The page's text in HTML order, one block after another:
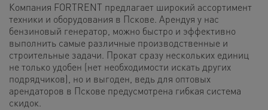
Компания FORTRENT предлагает широкий ассортимент
техники и оборудования в Пскове. Арендуя у нас
бензиновый генератор, можно быстро и эффективно
выполнить самые различные производственные и
строительные задачи. Прокат сразу нескольких единиц
не только удобен (нет необходимости искать других
подрядчиков), но и выгоден, ведь для оптовых
арендаторов в Пскове предусмотрена гибкая система
скидок.